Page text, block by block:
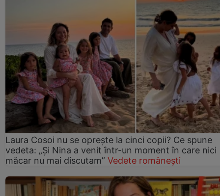
Laura Cosoi nu se oprește la cinci copii? Ce spune
vedeta: „Și Nina a venit într-un moment în care nici
măcar nu mai discutam” Vedete românești